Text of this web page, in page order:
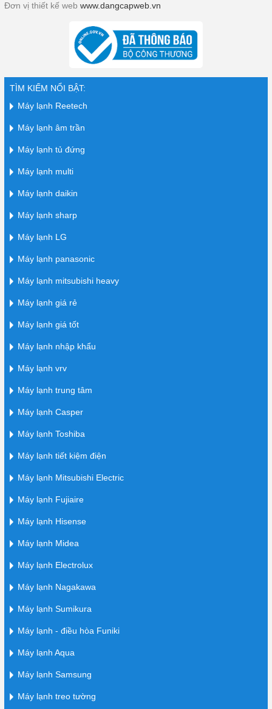
Đơn vị thiết kế web www.dangcapweb.vn
TÌM KIẾM NỔI BẬT:
Máy lạnh Reetech
Máy lạnh âm trần
Máy lạnh tủ đứng
Máy lạnh multi
Máy lạnh daikin
Máy lạnh sharp
Máy lạnh LG
Máy lạnh panasonic
Máy lạnh mitsubishi heavy
Máy lạnh giá rẻ
Máy lạnh giá tốt
Máy lạnh nhập khẩu
Máy lạnh vrv
Máy lạnh trung tâm
Máy lạnh Casper
Máy lạnh Toshiba
Máy lạnh tiết kiệm điện
Máy lạnh Mitsubishi Electric
Máy lạnh Fujiaire
Máy lạnh Hisense
Máy lạnh Midea
Máy lạnh Electrolux
Máy lạnh Nagakawa
Máy lạnh Sumikura
Máy lạnh - điều hòa Funiki
Máy lạnh Aqua
Máy lạnh Samsung
Máy lạnh treo tường